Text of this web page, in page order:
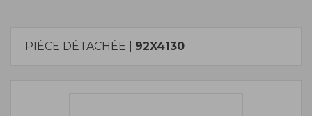
PIÈCE DÉTACHÉE | 92X4130